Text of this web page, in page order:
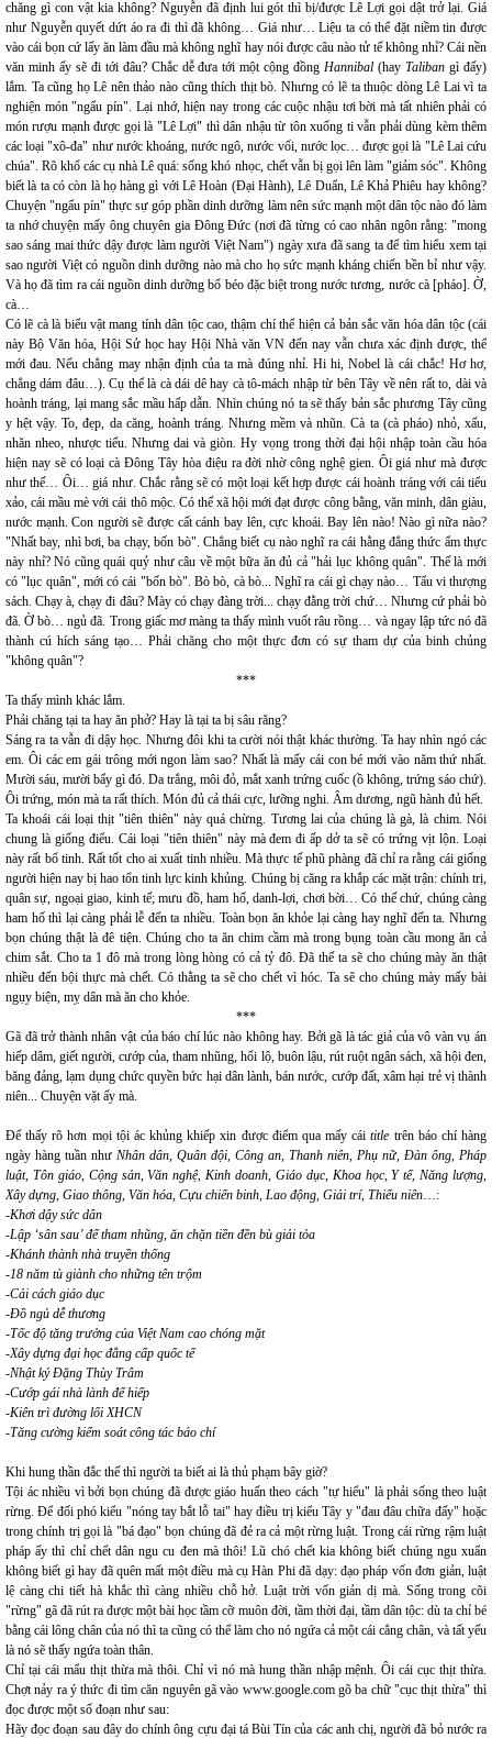
chăng gì con vật kia không? Nguyễn đã định lui gót thì bị/được Lê Lợi gọi dật trở lại. Giá
như Nguyễn quyết dứt áo ra đi thì đã không… Giá như… Liệu ta có thể đặt niềm tin được
vào cái bọn cứ lấy ăn làm đầu mà không nghĩ hay nói được câu nào tử tế không nhỉ? Cái nền
văn minh ấy sẽ đi tới đâu? Chắc dễ đưa tới một cộng đồngHannibal (hayTaliban gì đấy)
lắm. Ta cũng họ Lê nên thảo nào cũng thích thịt bò. Nhưng có lẽ ta thuộc dòng Lê Lai vì ta
nghiện món "ngẩu pín". Lại nhớ, hiện nay trong các cuộc nhậu tơi bời mà tất nhiên phải có
món rượu mạnh được gọi là "Lê Lợi" thì dân nhậu từ tôn xuống ti vẫn phải dùng kèm thêm
các loại "xô-đa" như nước khoáng, nước ngô, nước vối, nước lọc… được gọi là "Lê Lai cứu
chúa". Rõ khổ các cụ nhà Lê quá: sống khó nhọc, chết vẫn bị gọi lên làm "giảm sóc". Không
biết là ta có còn là họ hàng gì với Lê Hoàn (Đại Hành), Lê Duẩn, Lê Khả Phiêu hay không?
Chuyện "ngẩu pín" thực sự góp phần dinh dưỡng làm nên sức mạnh một dân tộc nào đó làm
ta nhớ chuyện mấy ông chuyên gia Đông Đức (nơi đã từng có cao nhân ngôn rằng: "mong
sao sáng mai thức dậy được làm người Việt Nam") ngày xưa đã sang ta để tìm hiểu xem tại
sao người Việt có nguồn dinh dưỡng nào mà cho họ sức mạnh kháng chiến bền bỉ như vậy.
Và họ đã tìm ra cái nguồn dinh dưỡng bổ béo đặc biệt trong nước tương, nước cà [pháo]. Ờ,
cà…
Có lẽ cà là biểu vật mang tính dân tộc cao, thậm chí thể hiện cả bản sắc văn hóa dân tộc (cái
này Bộ Văn hóa, Hội Sử học hay Hội Nhà văn VN đến nay vẫn chưa xác định được, thế
mới đau. Nếu chẳng may nhận định của ta mà đúng nhỉ. Hi hi, Nobel là cái chắc! Hơ hơ,
chẳng dám đâu…). Cụ thể là cà dái dê hay cà tô-mách nhập từ bên Tây về nên rất to, dài và
hoành tráng, lại mang sắc mầu hấp dẫn. Nhìn chúng nó ta sẽ thấy bản sắc phương Tây cũng
y hệt vậy. To, đẹp, da căng, hoành tráng. Nhưng mềm và nhũn. Cà ta (cà pháo) nhỏ, xấu,
nhăn nheo, nhược tiểu. Nhưng dai và giòn. Hy vọng trong thời đại hội nhập toàn cầu hóa
hiện nay sẽ có loại cà Đông Tây hòa điệu ra đời nhờ công nghệ gien. Ôi giá như mà được
như thế… Ôi… giá như. Chắc rằng sẽ có một loại kết hợp được cái hoành tráng với cái tiểu
xảo, cái mầu mè với cái thô mộc. Có thế xã hội mới đạt được công bằng, văn minh, dân giàu,
nước mạnh. Con người sẽ được cất cánh bay lên, cực khoái. Bay lên nào! Nào gì nữa nào?
"Nhất bay, nhì bơi, ba chạy, bốn bò". Chẳng biết cụ nào nghĩ ra cái hằng đẳng thức ẩm thực
này nhỉ? Nó cũng quái quỷ như câu về một bữa ăn đủ cả "hải lục không quân". Thế là mới
có "lục quân", mới có cái "bốn bò". Bò bò, cà bò... Nghĩ ra cái gì chạy nào… Tẩu vi thượng
sách. Chạy à, chạy đi đâu? Mày có chạy đàng trời... chạy đằng trời chứ… Nhưng cứ phải bò
đã. Ờ bò… ngủ đã. Trong giấc mơ màng ta thấy mình vuốt râu rồng… và ngay lập tức nó đã
thành cú hích sáng tạo… Phải chăng cho một thực đơn có sự tham dự của binh chủng
"không quân"?
***
Ta thấy mình khác lắm.
Phải chăng tại ta hay ăn phở? Hay là tại ta bị sâu răng?
Sáng ra ta vẫn đi dậy học. Nhưng đôi khi ta cười nói thật khác thường. Ta hay nhìn ngó các
em. Ôi các em gái trông mới ngon làm sao? Nhất là mấy cái con bé mới vào năm thứ nhất.
Mười sáu, mười bẩy gì đó. Da trắng, môi đỏ, mắt xanh trứng cuốc (ồ không, trứng sáo chứ).
Ôi trứng, món mà ta rất thích. Món đủ cả thái cực, lưỡng nghi. Âm dương, ngũ hành đủ hết.
Ta khoái cái loại thịt "tiên thiên" này quá chừng. Tương lai của chúng là gà, là chim. Nói
chung là giống điểu. Cái loại "tiên thiên" này mà đem đi ấp dở ta sẽ có trứng vịt lộn. Loại
này rất bổ tinh. Rất tốt cho ai xuất tinh nhiều. Mà thực tế phũ phàng đã chỉ ra rằng cái giống
người hiện nay bị hao tổn tinh lực kinh khủng. Chúng bị căng ra khắp các mặt trận: chính trị,
quân sự, ngoại giao, kinh tế; mưu đồ, ham hố, danh-lợi, chơi bời… Có thế chứ, chúng càng
ham hố thì lại càng phải lễ đến ta nhiều. Toàn bọn ăn khỏe lại càng hay nghĩ đến ta. Nhưng
bọn chúng thật là đê tiện. Chúng cho ta ăn chim cầm mà trong bụng toàn cầu mong ăn cả
chim sắt. Cho ta 1 đô mà trong lòng hòng có cả tỷ đô. Đã thế ta sẽ cho chúng mày ăn thật
nhiều đến bội thực mà chết. Có thằng ta sẽ cho chết vì hóc. Ta sẽ cho chúng mày mấy bài
ngụy biện, mỵ dân mà ăn cho khỏe.
***
Gã đã trở thành nhân vật của báo chí lúc nào không hay. Bởi gã là tác giả của vô vàn vụ án
hiếp dâm, giết người, cướp của, tham nhũng, hối lộ, buôn lậu, rút ruột ngân sách, xã hội đen,
băng đảng, lạm dụng chức quyền bức hại dân lành, bán nước, cướp đất, xâm hại trẻ vị thành
niên... Chuyện vặt ấy mà.
Để thấy rõ hơn mọi tội ác khủng khiếp xin được điểm qua mấy cáititle trên báo chí hàng
ngày hàng tuần như Nhân dân, Quân đội, Công an, Thanh niên, Phụ nữ, Đàn ông, Pháp
luật, Tôn giáo, Cộng sản, Văn nghệ, Kinh doanh, Giáo dục, Khoa học, Y tế, Năng lượng,
Xây dựng, Giao thông, Văn hóa, Cựu chiến binh, Lao động, Giải trí, Thiếu niên…:
-Khơi dậy sức dân
-Lập ‘sân sau’ để tham nhũng, ăn chặn tiền đền bù giải tỏa
-Khánh thành nhà truyền thống
-18 năm tù giành cho những tên trộm
-Cải cách giáo dục
-Đồ ngủ dễ thương
-Tốc độ tăng trưởng của Việt Nam cao chóng mặt
-Xây dựng đại học đẳng cấp quốc tế
-Nhật ký Đặng Thùy Trâm
-Cướp gái nhà lành để hiếp
-Kiên trì đường lối XHCN
-Tăng cường kiểm soát công tác báo chí
Khi hung thần đắc thế thì người ta biết ai là thủ phạm bây giờ?
Tội ác nhiều vì bởi bọn chúng đã được giáo huấn theo cách "tự hiểu" là phải sống theo luật
rừng. Để đối phó kiểu "nóng tay bắt lỗ tai" hay điều trị kiểu Tây y "đau đâu chữa đấy" hoặc
trong chính trị gọi là "bá đạo" bọn chúng đã đẻ ra cả một rừng luật. Trong cái rừng rậm luật
pháp ấy thì chỉ chết dân ngu cu đen mà thôi! Lũ chó chết kia không biết chúng ngu xuẩn
không biết gì hay đã quên mất một điều mà cụ Hàn Phi đã dạy: đạo pháp vốn đơn giản, luật
lệ càng chi tiết hà khắc thì càng nhiều chỗ hở. Luật trời vốn giản dị mà. Sống trong cõi
"rừng" gã đã rút ra được một bài học tầm cỡ muôn đời, tầm thời đại, tầm dân tộc: dù ta chỉ bé
bằng cái lông chân của nó thì ta cũng có thể làm cho nó ngứa cả một cái cẳng chân, và tất yếu
là nó sẽ thấy ngứa toàn thân.
Chỉ tại cái mẩu thịt thừa mà thôi. Chỉ vì nó mà hung thần nhập mệnh. Ôi cái cục thịt thừa.
Chợt nảy ra ý thức đi tìm căn nguyên gã vào www.google.com gõ ba chữ "cục thịt thừa" thì
đọc được một số đoạn như sau:
Hãy đọc đoạn sau đây do chính ông cựu đại tá Bùi Tín của các anh chị, người đã bỏ nước ra